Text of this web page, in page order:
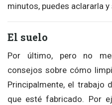
minutos, puedes aclararla
El suelo
Por último, pero no
consejos sobre cómo
Principalmente, el trabajo
que esté fabricado. Por